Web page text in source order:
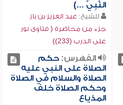
النَّبِيِّ ...)
للشيخ: عبد العزيز بن باز
جزء من محاضرة ( فتاوى نور
على الدرب (233))
الفهرس:حكم
الصلاة على النبي عليه
الصلاة والسلام في الصلاة
وحكم الصلاة خلف
المذياع